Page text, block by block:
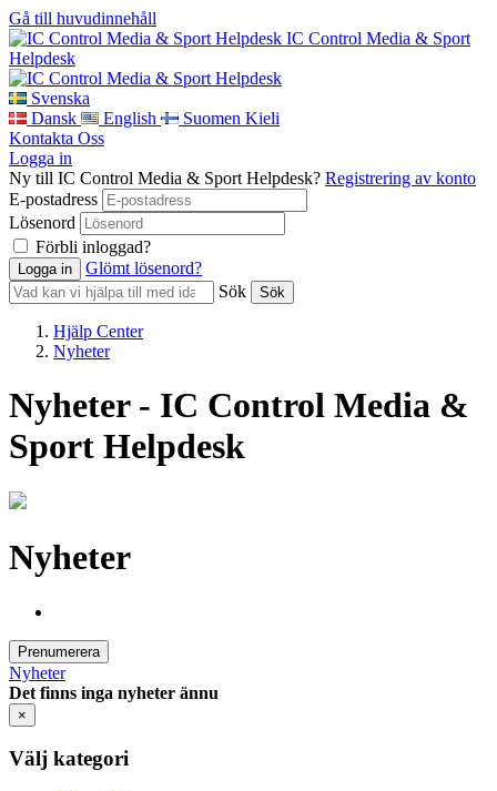
Gå till huvudinnehåll
IC Control Media & Sport
Helpdesk
Svenska
Dansk
English
Suomen Kieli
Kontakta Oss
Logga in
Ny till IC Control Media & Sport Helpdesk? Registrering av konto
E-postadress
Lösenord
Förbli inloggad?
Glömt lösenord?
Sök
Hjälp Center
Nyheter
Nyheter - IC Control Media &
Sport Helpdesk
Nyheter
Prenumerera
Nyheter
Det finns inga nyheter ännu
×
Välj kategori